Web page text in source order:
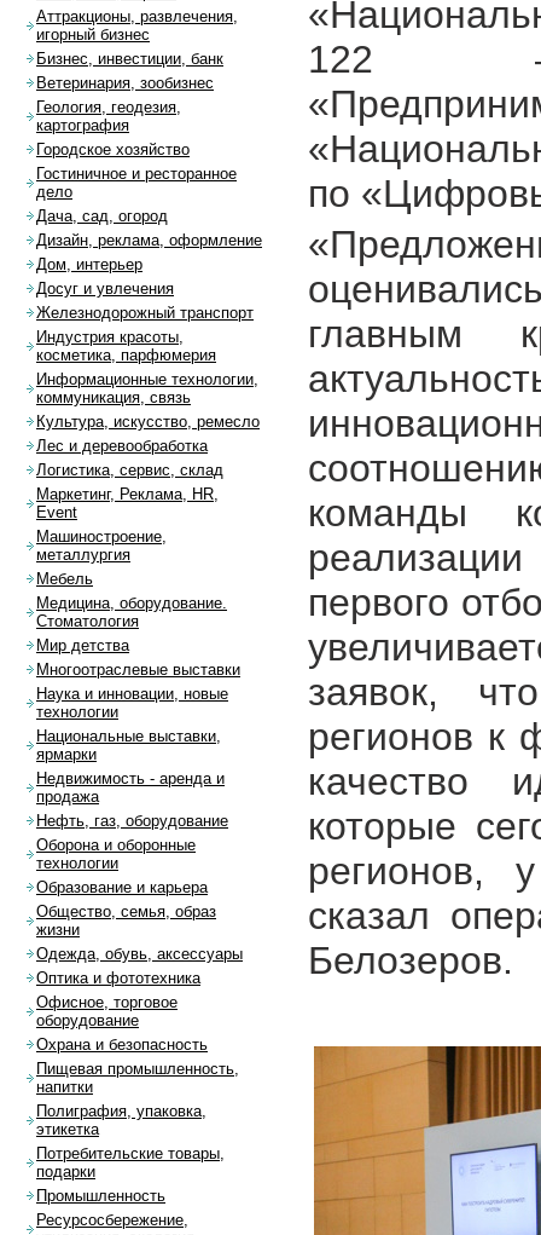
122 –
по
главным
команды
первого
заявок,
регионов к
качество
которые
регионов,
сказал
Белозеров.
Аттракционы, развлечения,
игорный бизнес
Бизнес, инвестиции, банк
Ветеринария, зообизнес
Геология, геодезия,
картография
Городское хозяйство
Гостиничное и ресторанное
дело
Дача, сад, огород
Дизайн, реклама, оформление
Дом, интерьер
Досуг и увлечения
Железнодорожный транспорт
Индустрия красоты,
косметика, парфюмерия
Информационные технологии,
коммуникация, связь
Культура, искусство, ремесло
Лес и деревообработка
Логистика, сервис, склад
Маркетинг, Реклама, HR,
Event
Машиностроение,
металлургия
Мебель
Медицина, оборудование.
Стоматология
Мир детства
Многоотраслевые выставки
Наука и инновации, новые
технологии
Национальные выставки,
ярмарки
Недвижимость - аренда и
продажа
Нефть, газ, оборудование
Оборона и оборонные
технологии
Образование и карьера
Общество, семья, образ
жизни
Одежда, обувь, аксессуары
Оптика и фототехника
Офисное, торговое
оборудование
Охрана и безопасность
Пищевая промышленность,
напитки
Полиграфия, упаковка,
этикетка
Потребительские товары,
подарки
Промышленность
Ресурсосбережение,